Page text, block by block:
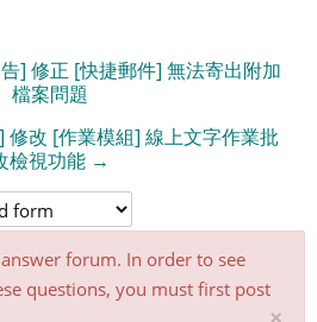
] 修正 [快捷郵件] 無法寄出附加
檔案問題
改 [作業模組] 線上文字作業批
檢視功能 →
forum. In order to see
questions, you must first post